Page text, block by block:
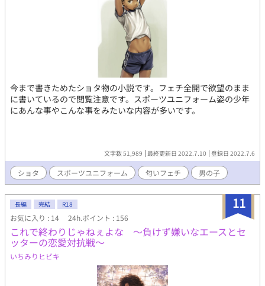
今まで書きためたショタ物の小説です。フェチ全開で欲望のまま
に書いているので閲覧注意です。スポーツユニフォーム姿の少年
にあんな事やこんな事をみたいな内容が多いです。
文字数 51,989 最終更新日 2022.7.10 登録日 2022.7.6
ショタ スポーツユニフォーム 匂いフェチ 男の子
11
長編 完結 R18
お気に入り : 14 24h.ポイント : 156
これで終わりじゃねぇよな 〜負けず嫌いなエースとセ
ッターの恋愛対抗戦〜
いちみりヒビキ